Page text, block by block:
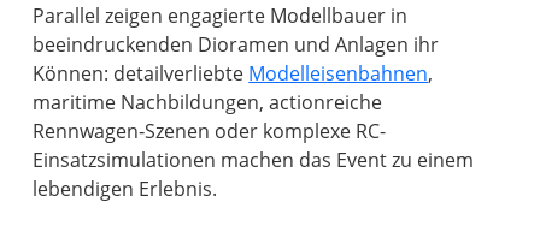
Parallel zeigen engagierte Modellbauer in
beeindruckenden Dioramen und Anlagen ihr
Können: detailverliebte Modelleisenbahnen,
maritime Nachbildungen, actionreiche
Rennwagen‑Szenen oder komplexe RC-
Einsatzsimulationen machen das Event zu einem
lebendigen Erlebnis.